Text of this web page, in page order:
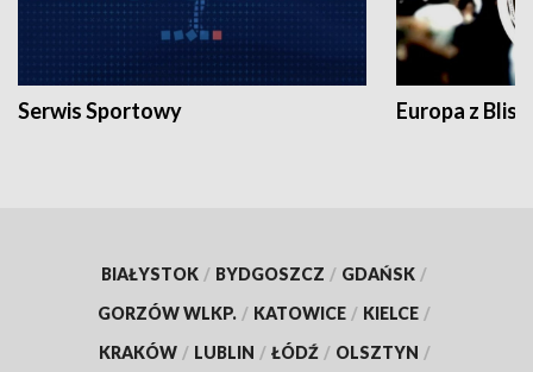
Serwis Sportowy Europa z
BIAŁYSTOK / BYDGOSZCZ / GDAŃSK /
GORZÓW WLKP. / KATOWICE / KIELCE /
KRAKÓW / LUBLIN / ŁÓDŹ / OLSZTYN /